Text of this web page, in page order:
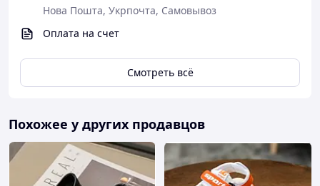
Нова Пошта, Укрпочта, Самовывоз
Оплата на счет
Смотреть всё
Похожее у других продавцов